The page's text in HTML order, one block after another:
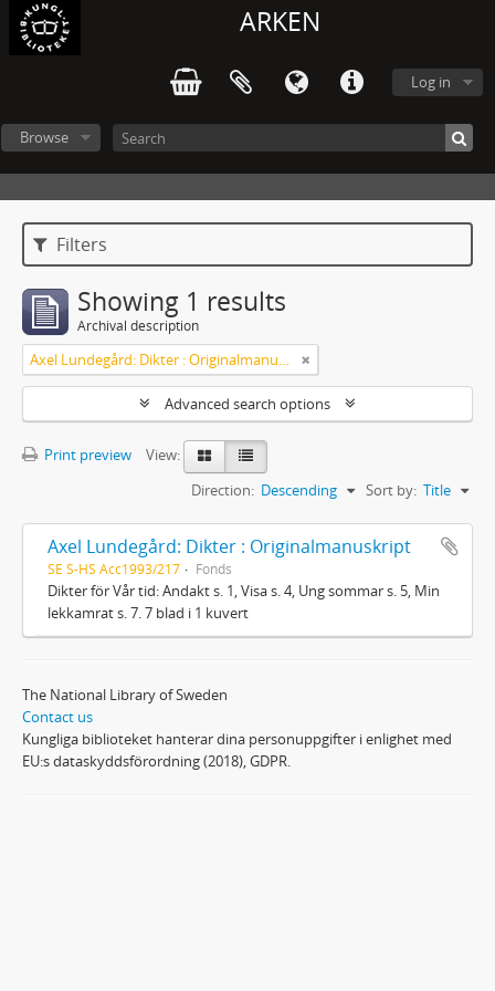
ARKEN
Log in
Browse
Filters
Showing 1 results
Archival description
Axel Lundegård: Dikter : Originalmanuskript
Advanced search options
Print preview
View:
Sort by: Title
Direction: Descending
Axel Lundegård: Dikter : Originalmanuskript
SE S-HS Acc1993/217 Fonds
Dikter för Vår tid: Andakt s. 1, Visa s. 4, Ung sommar s. 5, Min
lekkamrat s. 7. 7 blad i 1 kuvert
The National Library of Sweden
Contact us
Kungliga biblioteket hanterar dina personuppgifter i enlighet med
EU:s dataskyddsförordning (2018), GDPR.